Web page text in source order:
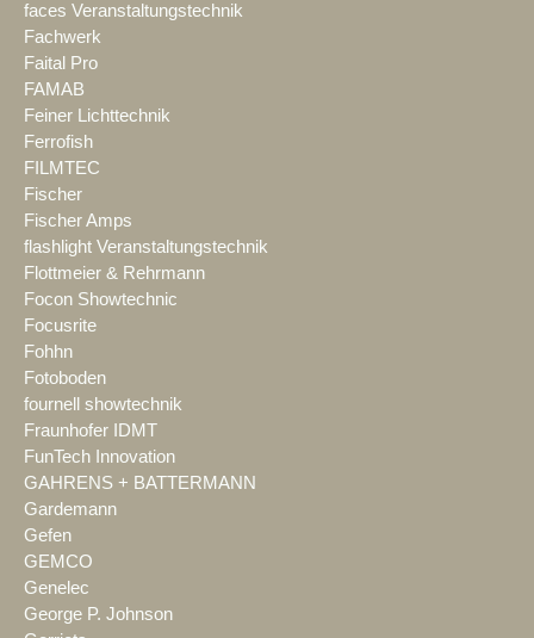
faces Veranstaltungstechnik
Fachwerk
Faital Pro
FAMAB
Feiner Lichttechnik
Ferrofish
FILMTEC
Fischer
Fischer Amps
flashlight Veranstaltungstechnik
Flottmeier & Rehrmann
Focon Showtechnic
Focusrite
Fohhn
Fotoboden
fournell showtechnik
Fraunhofer IDMT
FunTech Innovation
GAHRENS + BATTERMANN
Gardemann
Gefen
GEMCO
Genelec
George P. Johnson